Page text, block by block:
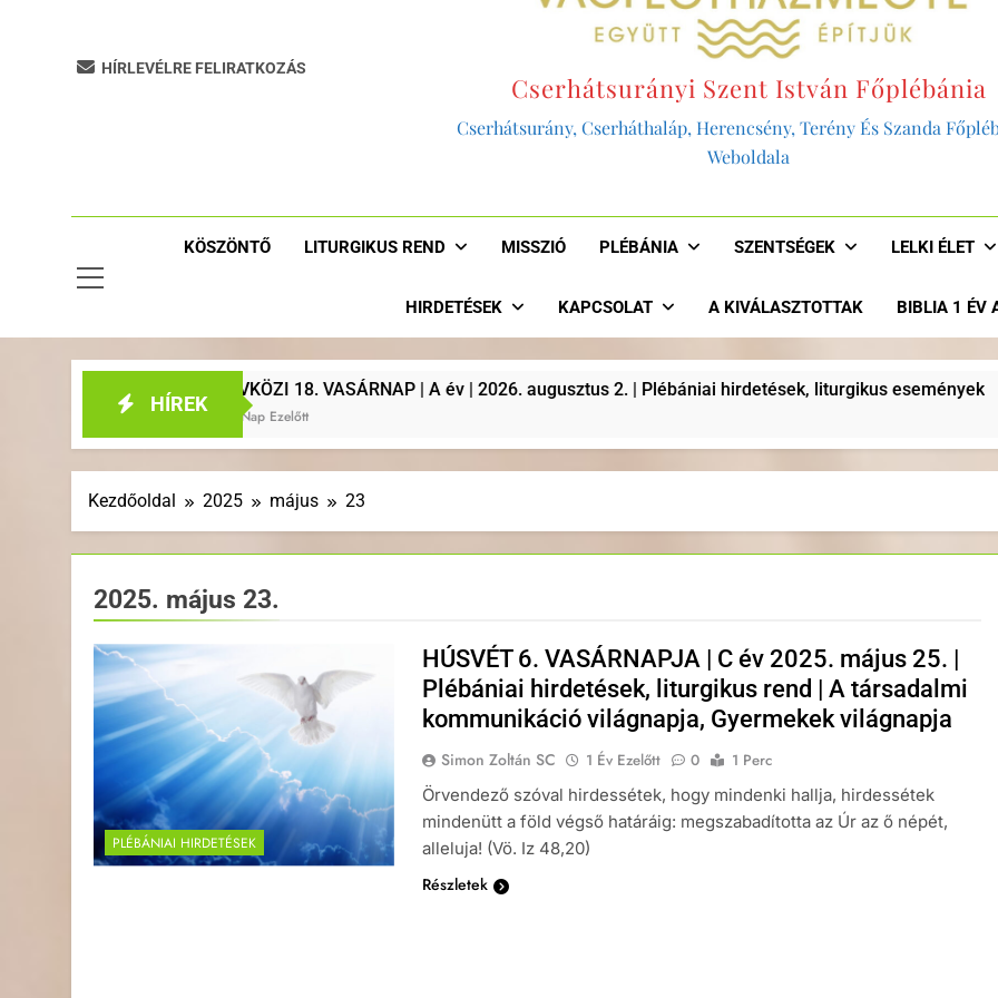
Cserhátsurányi Szent István Főplébánia
Cserhátsurány, Cserháthaláp, Herencsény, Terény És Szanda
Weboldala
HÍRLEVÉLRE FELIRATKOZÁS
KÖSZÖNTŐ LITURGIKUS REND MISSZIÓ PLÉBÁNIA SZENTSÉGEK LELKI ÉLET
HIRDETÉSEK KAPCSOLAT A KIVÁLASZTOTTAK BIBLIA 1 ÉV
HÍREK
ÉVKÖZI 18. VASÁRNAP | A év | 2026. augusztus 2. | Plébániai hirdetések, liturgikus események
7 Nap Ezelőtt
Kezdőoldal 2025 május 23
2025. május 23.
PLÉBÁNIAI HIRDETÉSEK
HÚSVÉT 6. VASÁRNAPJA | C év 2025. május 25. |
Plébániai hirdetések, liturgikus rend | A társadalmi
kommunikáció világnapja, Gyermekek világnapja
Simon Zoltán SC 1 Év Ezelőtt 0
1 Perc
Örvendező szóval hirdessétek, hogy mindenki hallja, hirdessétek
mindenütt a föld végső határáig: megszabadította az Úr az ő népét,
alleluja! (Vö. Iz 48,20)
Részletek